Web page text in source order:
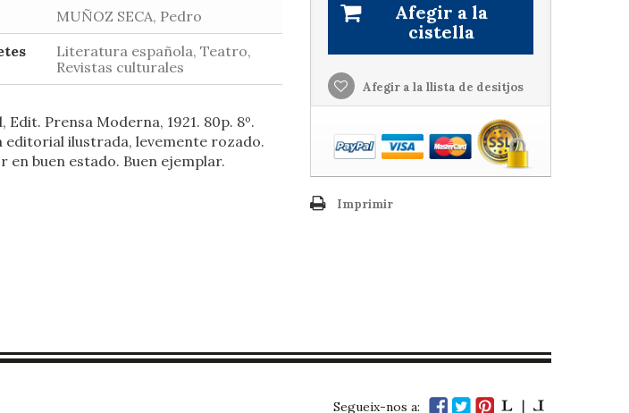
MUÑOZ SECA, Pedro
Literatura española, Teatro,
Revistas culturales
Edit. Prensa Moderna, 1921. 80p. 8º.
editorial ilustrada, levemente rozado.
en buen estado. Buen ejemplar.
Afegir a la
cistella
Afegir a la llista de desitjos
Imprimir
Segueix-nos a: